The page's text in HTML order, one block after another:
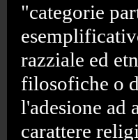
"categorie
razziale ed
filosofiche o
l'adesione ad
carattere